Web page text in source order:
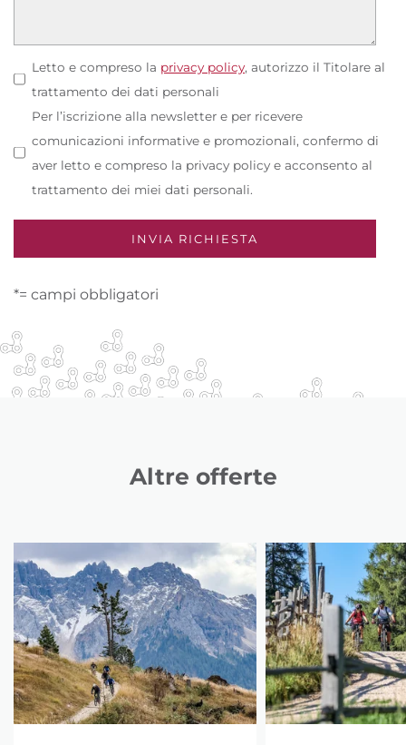
Letto e compreso la privacy policy, autorizzo il Titolare al
trattamento dei dati personali
Per l’iscrizione alla newsletter e per ricevere
comunicazioni informative e promozionali, confermo di
aver letto e compreso la privacy policy e acconsento al
trattamento dei miei dati personali.
*= campi obbligatori
Altre offerte